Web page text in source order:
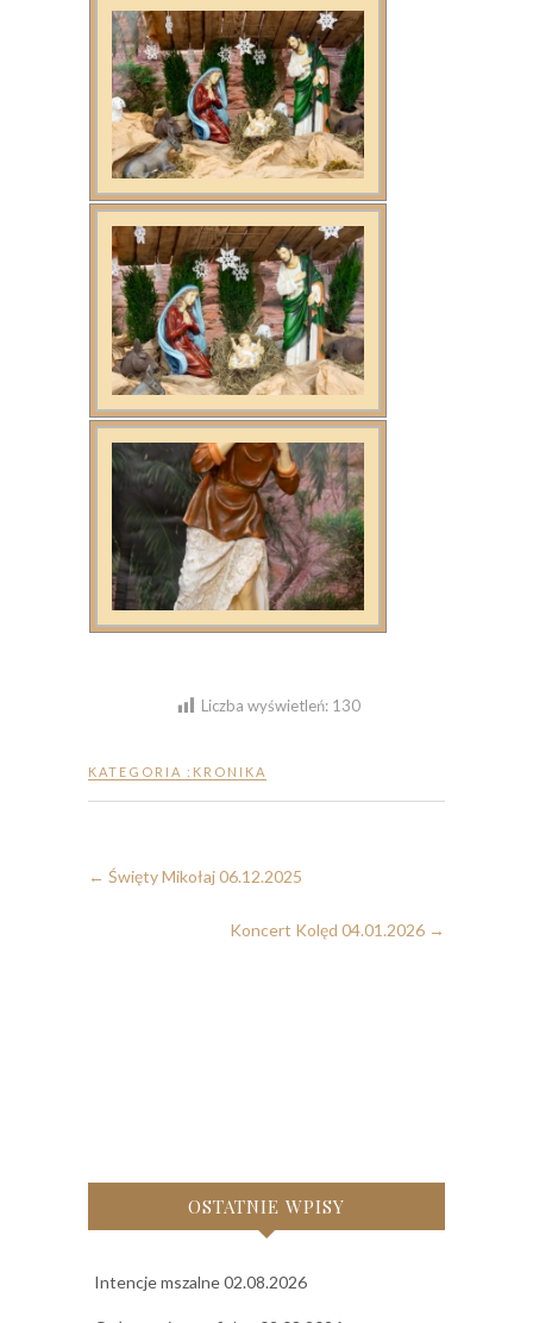
Liczba wyświetleń: 130
KATEGORIA : KRONIKA
← Święty Mikołaj 06.12.2025
Koncert Kolęd 04.01.2026 →
OSTATNIE WPISY
Intencje mszalne 02.08.2026